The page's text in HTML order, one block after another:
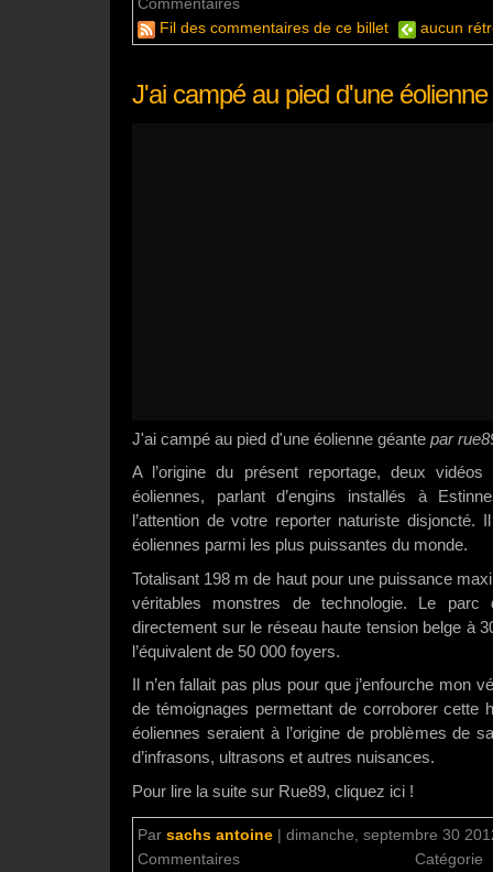
Commentaires
Fil des commentaires de ce billet
aucun
J'ai campé au pied d'une
J'ai campé au pied d'une éolienne géante par
A l’origine du présent reportage, deux
éoliennes, parlant d’engins installés à
l’attention de votre reporter naturiste disjoncté.
éoliennes parmi les plus puissantes du monde.
Totalisant 198 m de haut pour une puissance
véritables monstres de technologie. Le
directement sur le réseau haute tension belge à
l’équivalent de 50 000 foyers.
Il n’en fallait pas plus pour que j’enfourche mon
de témoignages permettant de corroborer cette
éoliennes seraient à l’origine de problèmes de
d’infrasons, ultrasons et autres nuisances.
Pour lire la suite sur Rue89, cliquez ici !
Par sachs antoine | dimanche, septembre 30
Commentaires
Catégorie